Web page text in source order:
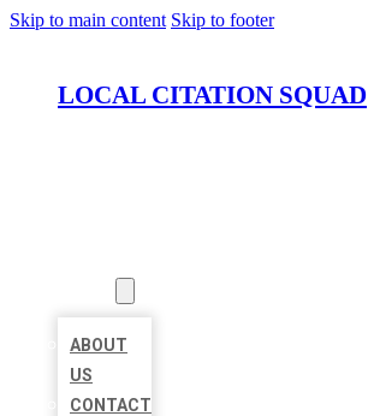
Skip to main content Skip to footer
LOCAL CITATION SQUAD
ABOUT
US
CONTACT